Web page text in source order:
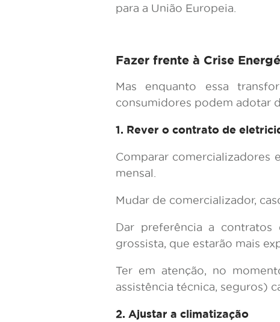
para a União Europeia.
Fazer frente à Crise
Mas enquanto essa
consumidores podem adotar
1. Rever o contrato de
Comparar comercializadores
mensal.
Mudar de comercializador,
Dar preferência a
grossista, que estarão mais
Ter em atenção, no
assistência técnica, seguros)
2. Ajustar a climatização